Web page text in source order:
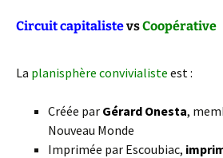
Circuit capitalistevsCoopérative
La planisphère convivialiste est :
Créée par Gérard Onesta,
Nouveau Monde
Imprimée par Escoubiac,